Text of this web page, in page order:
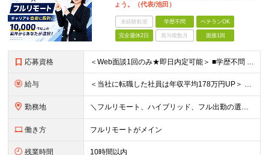
ょう。（代表/池田）
未経験歓迎 学歴不問 ベテランOK
完全週休2日 賞与複数月 面接1回
応募資格 ＜Web面談1回のみ★即日内定可能＞ ■学歴不問 ■エンジニアとしての実務経験1年以上 （開発・インフラ・技術・工程など不問）
給与 ＜当社に転職した社員は年収平均178万円UP＞ 月給45万円～120万円＋賞与＋各手当 ※経験・能力などを考慮の上、決定します ※案件の契約内容（月単金など）や昇給、賞与額はすべてシステム上で開示し
勤務地 ＼フルリモート、ハイブリッド、フル出勤の選択可＆帰社日なし／ 【下記エリアを中心とするクライアント先または自宅にて勤務】 ■首都圏：東京・埼玉・千葉・神奈川 ■関西：大阪・兵庫・京都・滋賀・奈良・和
働き方 フルリモートがメイン
残業時間 10時間以内